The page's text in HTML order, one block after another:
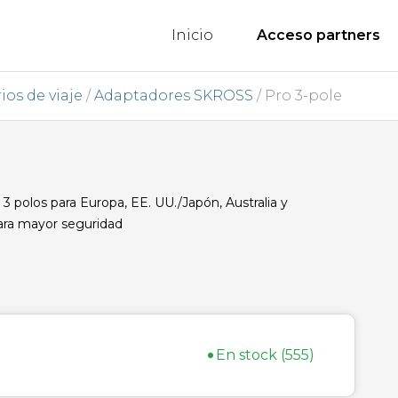
Inicio Acceso partners
de viaje / Adaptadores SKROSS / Pro 3-pole
polos para Europa, EE. UU./Japón, Australia y
mayor seguridad
• En stock (555)